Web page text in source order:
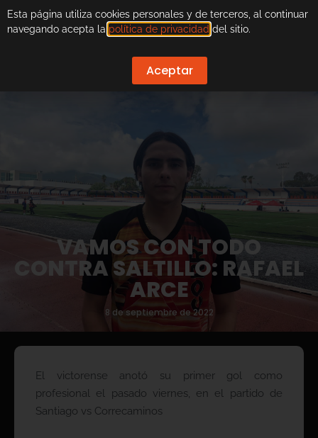
VAMOS CON TODO
CONTRA SALTILLO: RAFAEL
ARCE
8 de septiembre de 2022
El victorense anotó su primer gol como
profesional el pasado viernes, en el partido de
Santiago vs Correcaminos
Esta página utiliza cookies personales y de terceros, al continuar
navegando acepta la política de privacidad del sitio.
Aceptar